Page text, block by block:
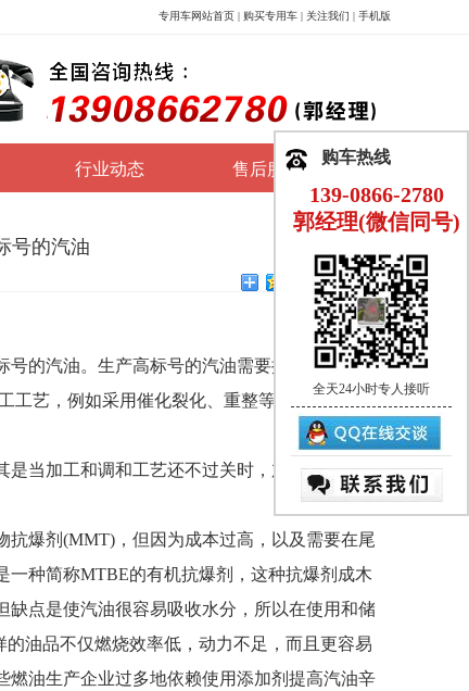
专用车网站首页 | 购买专用车 | 关注我们 | 手机版
行业动态 售后服务
号的汽油
的汽油。生产高标号的汽油需要提高汽油的辛
工艺，例如采用催化裂化、重整等二次加工工
当加工和调和工艺还不过关时，加抗爆剂也就
爆剂(MMT)，但因为成本过高，以及需要在尾
种简称MTBE的有机抗爆剂，这种抗爆剂成木
点是使汽油很容易吸收水分，所以在使用和储
油品不仅燃烧效率低，动力不足，而且更容易
燃油生产企业过多地依赖使用添加剂提高汽油辛
购车热线
139-0866-2780
郭经理(微信同号)
全天24小时专人接听